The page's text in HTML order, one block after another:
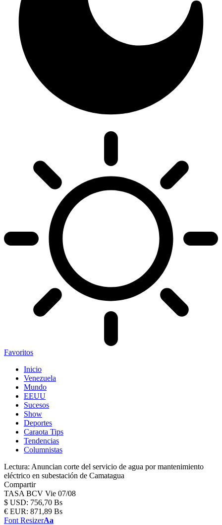
Favoritos
Inicio
Venezuela
Mundo
EEUU
Sucesos
Show
Deportes
Caraota Tips
Tendencias
Columnistas
Lectura: Anuncian corte del servicio de agua por mantenimiento
eléctrico en subestación de Camatagua
Compartir
TASA BCV Vie 07/08
$ USD: 756,70 Bs
€ EUR: 871,89 Bs
Font ResizerAa